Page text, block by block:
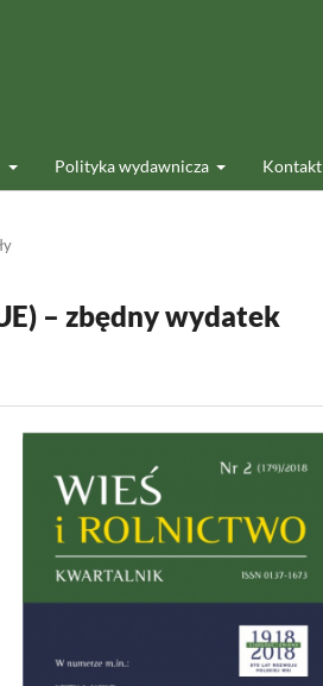
Polityka wydawnicza Kontakt
– zbędny wydatek